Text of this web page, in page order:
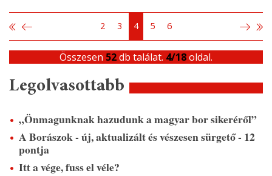
2 3 4 5 6
Összesen 52db találat. 4/18oldal.
Legolvasottabb
„Önmagunknak hazudunk a magyar bor sikeréről”
A Borászok - új, aktualizált és vészesen sürgető - 12
pontja
Itt a vége, fuss el véle?